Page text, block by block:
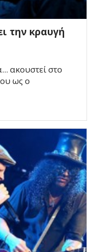
την κραυγή
ακουστεί στο
ως ο